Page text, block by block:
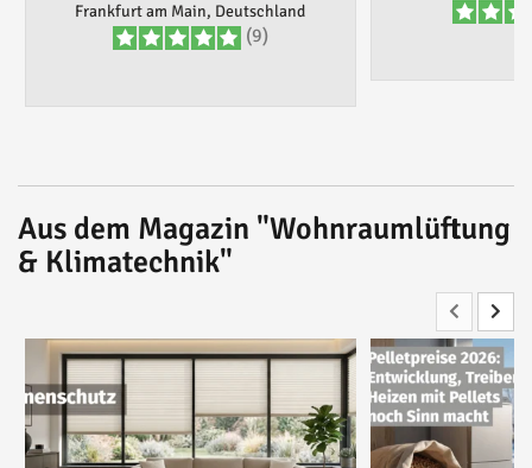
Frankfurt am Main, Deutschland
(9)
Aus dem Magazin "Wohnraumlüftung
& Klimatechnik"